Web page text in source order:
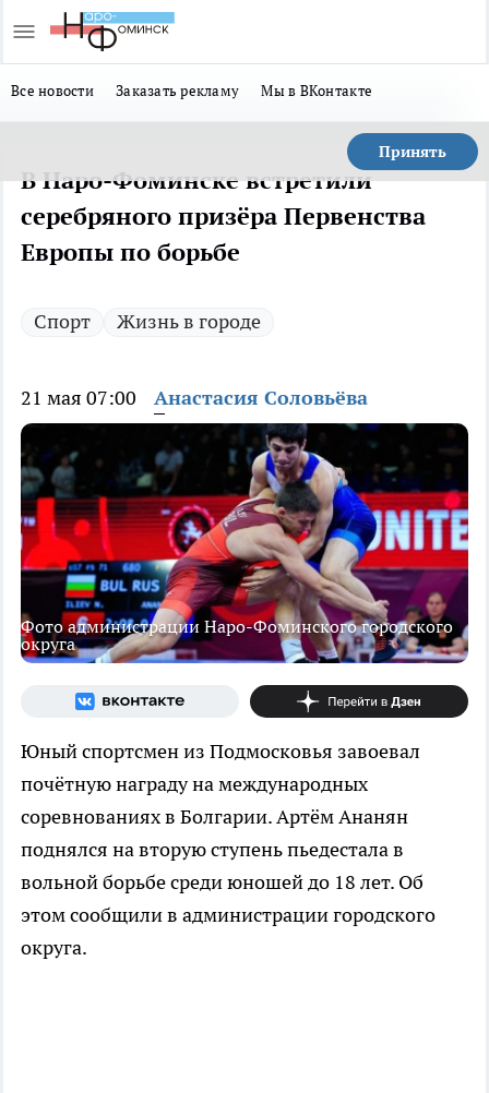
Все новости Заказать рекламу Мы в ВКонтакте
Принять
В Наро-Фоминске встретили
серебряного призёра Первенства
Европы по борьбе
Спорт Жизнь в городе
21 мая 07:00 Анастасия Соловьёва
Фото администрации Наро-Фоминского городского
округа
Юный спортсмен из Подмосковья завоевал
почётную награду на международных
соревнованиях в Болгарии. Артём Ананян
поднялся на вторую ступень пьедестала в
вольной борьбе среди юношей до 18 лет. Об
этом сообщили в администрации городского
округа.